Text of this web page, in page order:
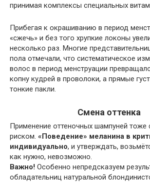
принимая комплексы специальных
Прибегая к окрашиванию в период
«сжечь» и без того хрупкие локоны
несколько раз. Многие
пола отмечали, что систематическое
волос в период менструации
копну кудрей в проволоки, а прямые
тонкие пакли.
Смена оттенка
Применение оттеночных шампуней тоже
риском. «Поведение» меланина в
индивидуально, и утверждать,
как нужно, невозможно.
Важно! Особенно непредсказуем
обладательниц натуральной